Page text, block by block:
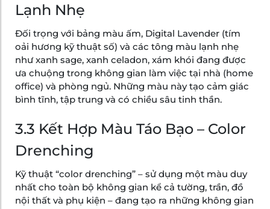
Lạnh Nhẹ
Đối trọng với bảng màu ấm, Digital Lavender (tím
oải hương kỹ thuật số) và các tông màu lạnh nhẹ
như xanh sage, xanh celadon, xám khói đang được
ưa chuộng trong không gian làm việc tại nhà (home
office) và phòng ngủ. Những màu này tạo cảm giác
bình tĩnh, tập trung và có chiều sâu tinh thần.
3.3 Kết Hợp Màu Táo Bạo – Color
Drenching
Kỹ thuật “color drenching” – sử dụng một màu duy
nhất cho toàn bộ không gian kể cả tường, trần, đồ
nội thất và phụ kiện – đang tạo ra những không gian